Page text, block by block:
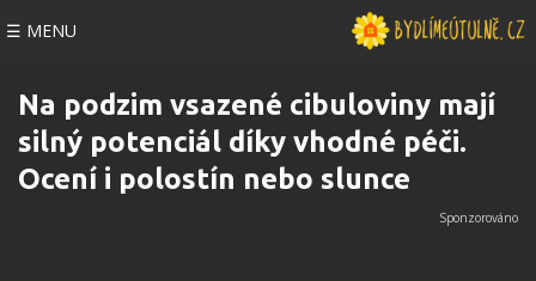
☰ MENU
Na podzim vsazené cibuloviny mají
silný potenciál díky vhodné péči.
Ocení i polostín nebo slunce